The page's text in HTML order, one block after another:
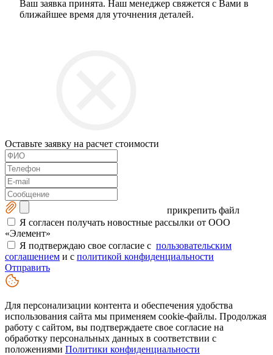
Ваш заявка принята. Наш менеджер свяжется с Вами в
ближайшее время для уточнения деталей.
Оставьте заявку на расчет стоимости
прикрепить файл
Я согласен получать новостные рассылки от ООО
«Элемент»
Я подтверждаю свое согласие с пользовательским
соглашением и с политикой конфиденциальности
Отправить
Для персонализации контента и обеспечения удобства
использования сайта мы применяем cookie-файлы. Продолжая
работу с сайтом, вы подтверждаете свое согласие на
обработку персональных данных в соответствии с
положениями Политики конфиденциальности